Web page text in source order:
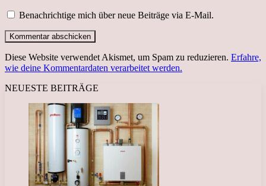
Benachrichtige mich über neue Beiträge via E-Mail.
Diese Website verwendet Akismet, um Spam zu reduzieren. Erfahre,
wie deine Kommentardaten verarbeitet werden.
NEUESTE BEITRÄGE